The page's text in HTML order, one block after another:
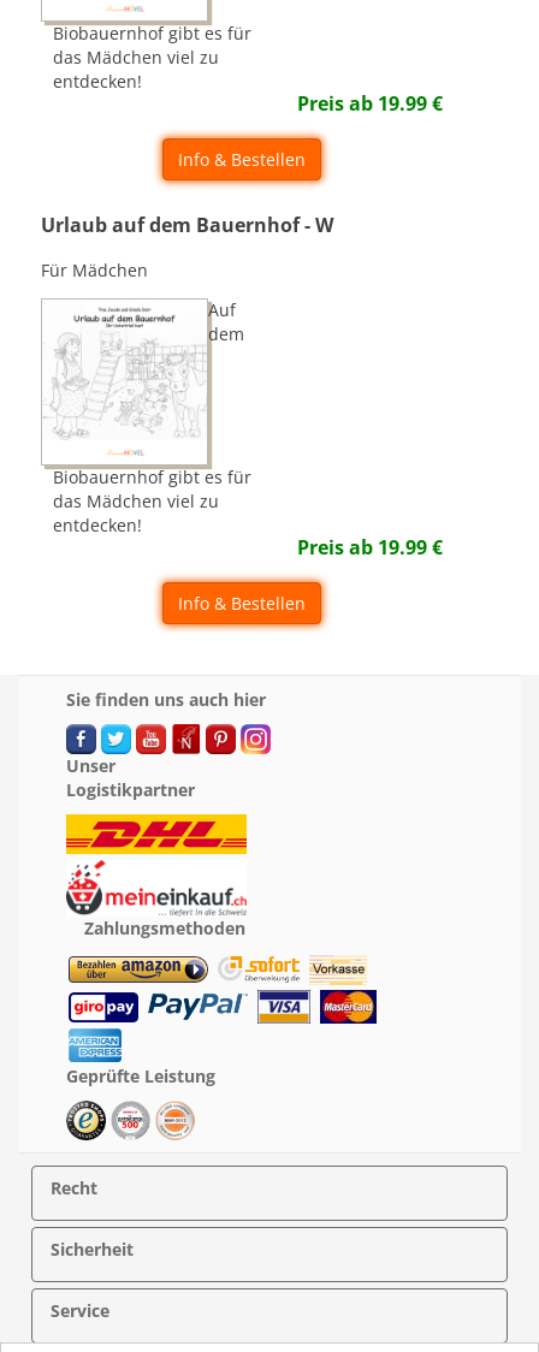
Biobauernhof gibt es für
das Mädchen viel zu
entdecken!
Preis ab 19.99€
Info & Bestellen
Urlaub auf dem Bauernhof - W
Für Mädchen
Auf
dem
Biobauernhof gibt es für
das Mädchen viel zu
entdecken!
Preis ab 19.99€
Info & Bestellen
Sie finden uns auch hier
Unser
Logistikpartner
Zahlungsmethoden
Geprüfte Leistung
Recht
Sicherheit
Service